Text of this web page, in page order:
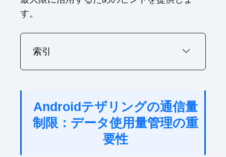
す。
索引
Androidテザリングの通信量
制限：データ使用量管理の重
要性